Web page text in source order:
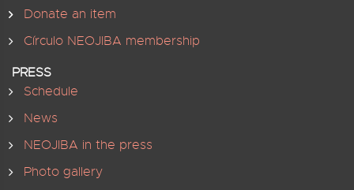
Donate an item
Círculo NEOJIBA membership
PRESS
Schedule
News
NEOJIBA in the press
Photo gallery